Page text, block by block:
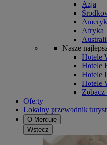
Azja
Afryka
Nasze
Hotele
Hotele
Hotele
Hotele
Zobacz
Oferty
Lokalny przewodnik
O Mercure
Wstecz